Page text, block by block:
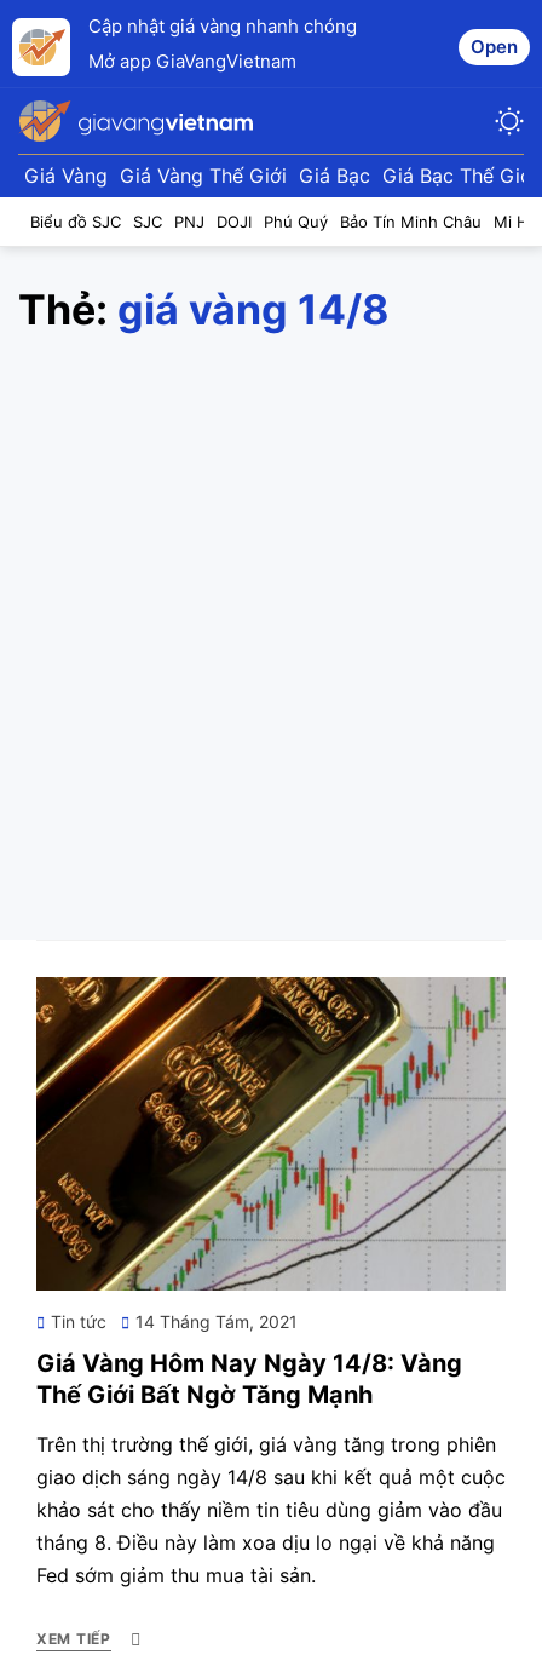
Cập nhật giá vàng nhanh chóng
Mở app GiaVangVietnam
Open
Giá Vàng Giá Vàng Thế Giới Giá Bạc Giá Bạc Thế Giới
Biểu đồ SJC SJC PNJ DOJI Phú Quý Bảo Tín Minh Châu Mi
Thẻ: giá vàng 14/8
Tin tức
Posted
14 Tháng Tám, 2021
Giá Vàng Hôm Nay Ngày 14/8: Vàng
Thế Giới Bất Ngờ Tăng Mạnh
Trên thị trường thế giới, giá vàng tăng trong phiên
giao dịch sáng ngày 14/8 sau khi kết quả một cuộc
khảo sát cho thấy niềm tin tiêu dùng giảm vào đầu
tháng 8. Điều này làm xoa dịu lo ngại về khả năng
Fed sớm giảm thu mua tài sản.
XEM TIẾP